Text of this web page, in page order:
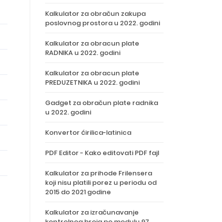
Kalkulator za obračun zakupa
poslovnog prostora u 2022. godini
Kalkulator za obracun plate
RADNIKA u 2022. godini
Kalkulator za obracun plate
PREDUZETNIKA u 2022. godini
Gadget za obračun plate radnika
u 2022. godini
Konvertor ćirilica-latinica
PDF Editor - Kako editovati PDF fajl
Kalkulator za prihode Frilensera
koji nisu platili porez u periodu od
2015 do 2021 godine
Kalkulator za izračunavanje